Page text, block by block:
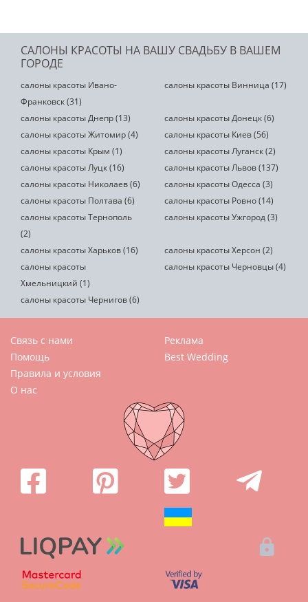
САЛОНЫ КРАСОТЫ НА ВАШУ СВАДЬБУ В ВАШЕМ
ГОРОДЕ
салоны красоты Ивано-
Франковск (31)
салоны красоты Винница (17)
салоны красоты Днепр (13)
салоны красоты Донецк (6)
салоны красоты Житомир (4)
салоны красоты Киев (56)
салоны красоты Крым (1)
салоны красоты Луганск (2)
салоны красоты Луцк (16)
салоны красоты Львов (137)
салоны красоты Николаев (6)
салоны красоты Одесса (3)
салоны красоты Полтава (6)
салоны красоты Ровно (14)
салоны красоты Тернополь
(2)
салоны красоты Ужгород (3)
салоны красоты Харьков (16)
салоны красоты Херсон (2)
салоны красоты
Хмельницкий (1)
салоны красоты Черновцы (4)
салоны красоты Чернигов (6)
Связь с нами
Помощь
Правила и условия
О нас
Реклама
Best Wedding